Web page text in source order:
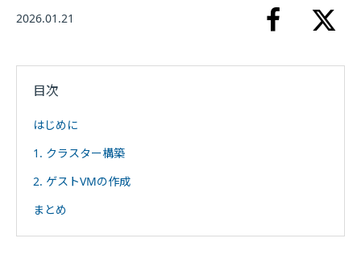
2026.01.21
目次
はじめに
1. クラスター構築
2. ゲストVMの作成
まとめ